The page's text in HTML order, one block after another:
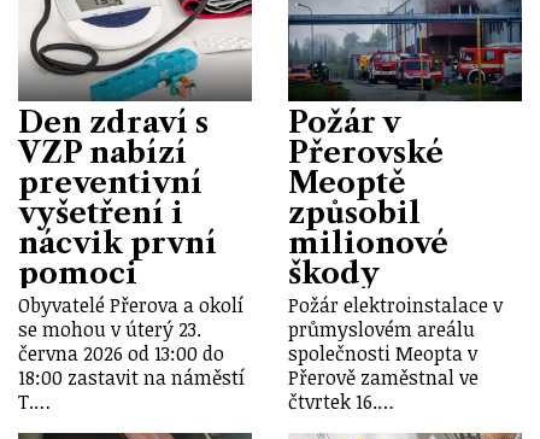
Den zdraví s
VZP nabízí
preventivní
vyšetření i
nácvik první
pomoci
Obyvatelé Přerova a okolí
se mohou v úterý 23.
června 2026 od 13:00 do
18:00 zastavit na náměstí
T.…
Požár v
Přerovské
Meoptě
způsobil
milionové
škody
Požár elektroinstalace v
průmyslovém areálu
společnosti Meopta v
Přerově zaměstnal ve
čtvrtek 16.…